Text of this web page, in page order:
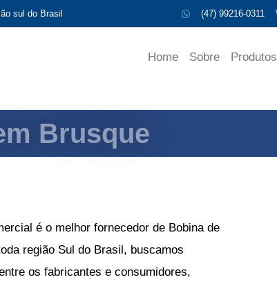
sul do Brasil (47) 99216-0311
Home Sobre Produtos
Brusque
é o melhor fornecedor de Bobina de
região Sul do Brasil, buscamos
os fabricantes e consumidores,